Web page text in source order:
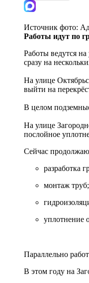
Источник фото:
Работы идут по
Работы ведутся
сразу на
На улице
выйти на
В целом
На улице
послойное
Сейчас
разработка
монтаж труб;
уплотнение
Параллельно
В этом году на